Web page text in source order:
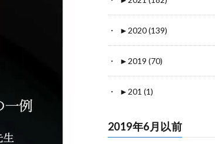
► 2020 (139)
► 2019 (70)
► 201 (1)
2019年6月以前